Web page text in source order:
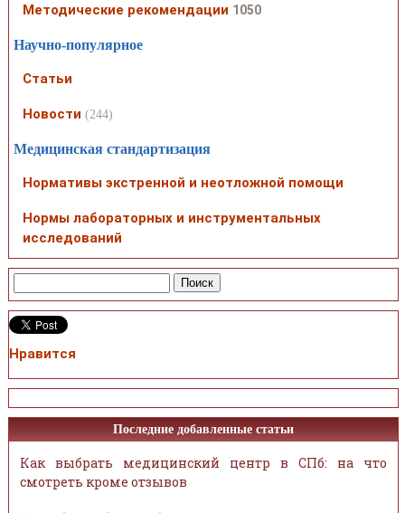
Методические рекомендации 1050
Научно-популярное
Статьи
Новости (244)
Медицинская стандартизация
Нормативы экстренной и неотложной помощи
Нормы лабораторных и инструментальных
исследований
Нравится
Последние добавленные статьи
Как выбрать медицинский центр в СПб: на что
смотреть кроме отзывов